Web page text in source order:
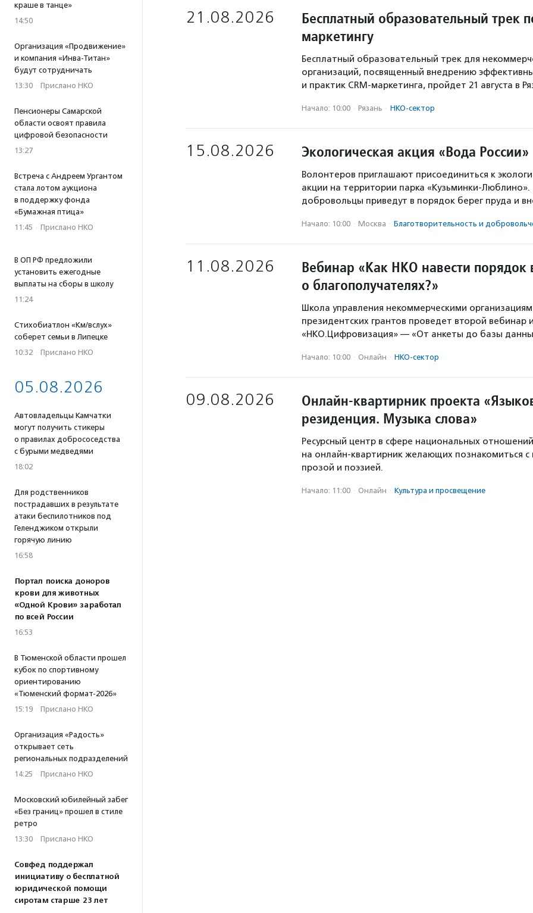
краше в танце»
14:50
Организация «Продвижение»
и компания «Инва-Титан»
будут сотрудничать
13:30 · Прислано НКО
Пенсионеры Самарской
области освоят правила
цифровой безопасности
13:27
Встреча с Андреем Ургантом
стала лотом аукциона
в поддержку фонда
«Бумажная птица»
11:45 · Прислано НКО
В ОП РФ предложили
установить ежегодные
выплаты на сборы в школу
11:24
Стихобиатлон «Км/вслух»
соберет семьи в Липецке
10:32 · Прислано НКО
05.08.2026
Автовладельцы Камчатки
могут получить стикеры
о правилах добрососедства
с бурыми медведями
18:02
Для родственников
пострадавших в результате
атаки беспилотников под
Геленджиком открыли
горячую линию
16:58
Портал поиска доноров
крови для животных
«Одной Крови» заработал
по всей России
16:53
В Тюменской области прошел
кубок по спортивному
ориентированию
«Тюменский формат-2026»
15:19 · Прислано НКО
Организация «Радость»
открывает сеть
региональных подразделений
14:25 · Прислано НКО
Московский юбилейный забег
«Без границ» прошел в стиле
ретро
13:30 · Прислано НКО
Совфед поддержал
инициативу о бесплатной
юридической помощи
сиротам старше 23 лет
21.08.2026
Бесплатный образовательный трек
маркетингу
Бесплатный образовательный трек для
организаций, посвященный внедрению
и практик CRM-маркетинга, пройдет 21 августа в
Начало: 10:00 · Рязань · НКО-сектор
15.08.2026 Экологическая акция «Вода
Волонтеров приглашают присоединиться к
акции на территории парка «Кузьминки-
добровольцы приведут в порядок берег пруда и
Начало: 10:00 · Москва · Благотвори­тель­ность и
11.08.2026
Вебинар «Как НКО навести порядок
о благополучателях?»
Школа управления некоммерческими
президентских грантов проведет второй вебинар
«НКО.Цифровизация» — «От анкеты до базы
Начало: 10:00 · Онлайн · НКО-сектор
09.08.2026
Онлайн-квартирник проекта
резиденция. Музыка слова»
Ресурсный центр в сфере национальных
на онлайн-квартирник желающих познакомиться
прозой и поэзией.
Начало: 11:00 · Онлайн · Культура и просвещение